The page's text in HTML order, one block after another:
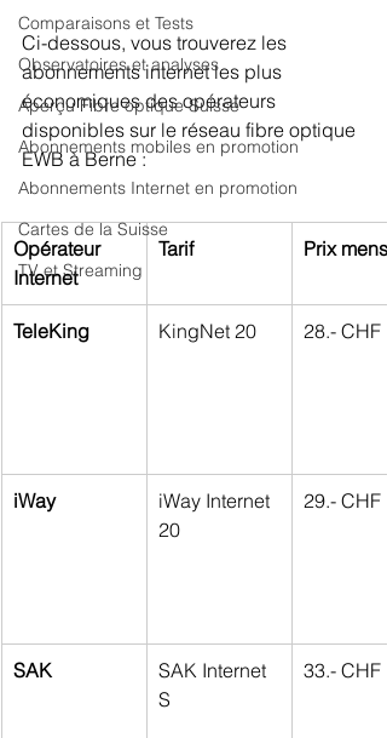
Comparaisons et Tests
Observatoires et analyses
Aperçu Fibre optique Suisse
Abonnements mobiles en promotion
Abonnements Internet en promotion
Cartes de la Suisse
TV et Streaming
Ci-dessous, vous trouverez les
abonnements internet les plus
économiques des opérateurs
disponibles sur le réseau fibre optique
EWB à Berne :
Opérateur
Internet
Tarif Prix
TeleKing KingNet 20 28.- CHF
iWay
iWay Internet
20
29.- CHF
SAK
SAK Internet
S
33.- CHF